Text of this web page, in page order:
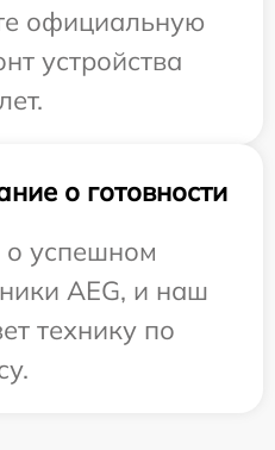
официальную
устройства
о готовности
успешном
AEG, и наш
технику по